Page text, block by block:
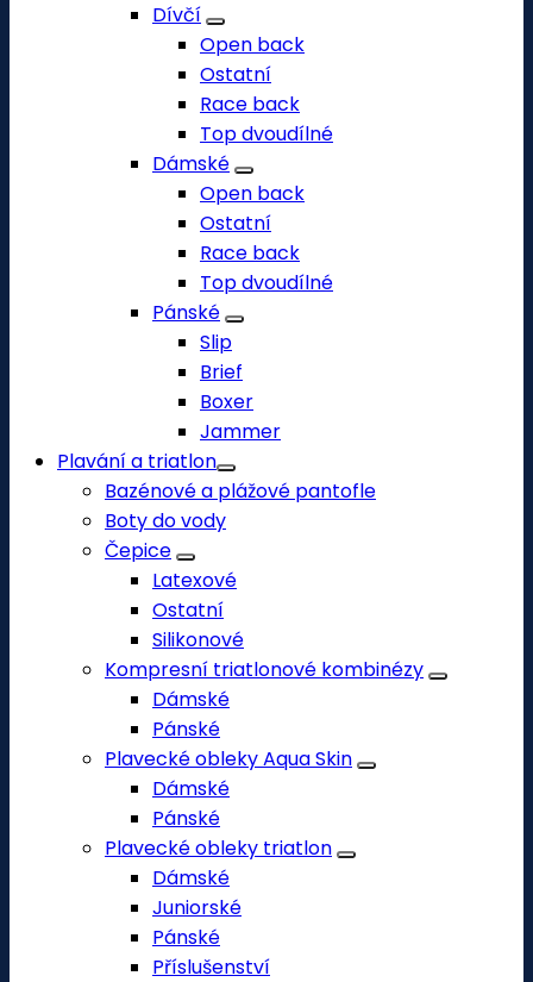
Dívčí
Open back
Ostatní
Race back
Top dvoudílné
Dámské
Open back
Ostatní
Race back
Top dvoudílné
Pánské
Slip
Brief
Boxer
Jammer
Plavání a triatlon
Bazénové a plážové pantofle
Boty do vody
Čepice
Latexové
Ostatní
Silikonové
Kompresní triatlonové kombinézy
Dámské
Pánské
Plavecké obleky Aqua Skin
Dámské
Pánské
Plavecké obleky triatlon
Dámské
Juniorské
Pánské
Příslušenství